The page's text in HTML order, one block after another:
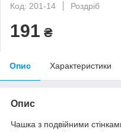
Код: 201-14
Роздріб
191 ₴
Опис Характеристики
Опис
Чашка з подвійними